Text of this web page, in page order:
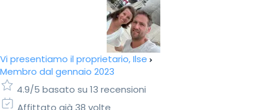
Vi presentiamo il proprietario, Ilse
Membro dal gennaio 2023
4.9/5 basato su 13 recensioni
Affittato già 38 volte